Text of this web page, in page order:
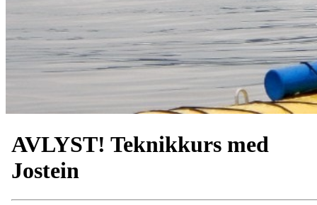
AVLYST! Teknikkurs med
Jostein